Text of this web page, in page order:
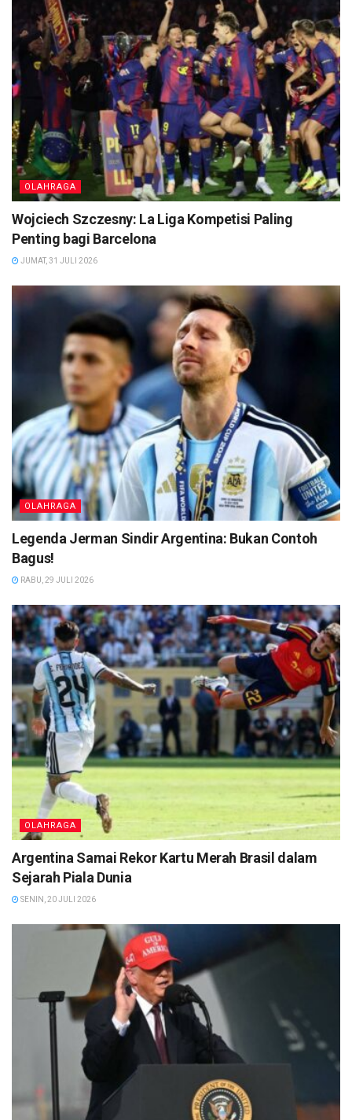
OLAHRAGA
Wojciech Szczesny: La Liga Kompetisi Paling
Penting bagi Barcelona
JUMAT, 31 JULI 2026
OLAHRAGA
Legenda Jerman Sindir Argentina: Bukan Contoh
Bagus!
RABU, 29 JULI 2026
OLAHRAGA
Argentina Samai Rekor Kartu Merah Brasil dalam
Sejarah Piala Dunia
SENIN, 20 JULI 2026